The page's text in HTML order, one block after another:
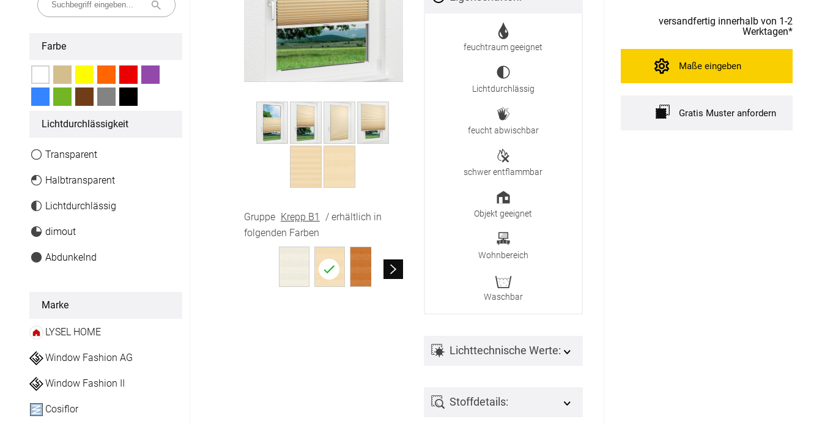
Raffrollo
Gardinen
Farbe
Licht­durchlässigkeit
Transparent
Halbtransparent
Lichtdurchlässig
dimout
Abdunkelnd
Marke
LYSEL HOME
Window Fashion AG
Window Fashion II
Cosiflor
Gruppe Krepp B1
/ erhältlich in
folgenden Farben
feuchtraum geeignet
Lichtdurchlässig
feucht abwischbar
schwer entflammbar
Objekt geeignet
Wohnbereich
Waschbar
Lichttechnische Werte:
Stoffdetails:
versandfertig innerhalb von 1-2
Werktagen*
Maße eingeben
Gratis Muster anfordern